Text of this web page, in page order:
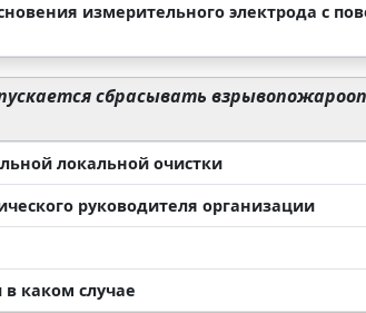
измерительного электрода с
сбрасывать
локальной очистки
руководителя организации
в каком случае